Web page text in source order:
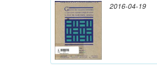
2016-04-19